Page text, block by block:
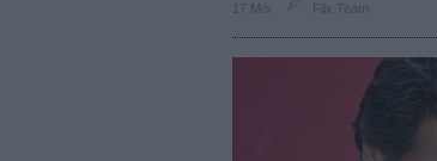
17 Μάι Flix Team